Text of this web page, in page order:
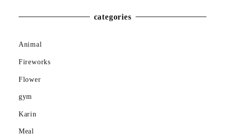
Insect
categories
Animal
Fireworks
Flower
gym
Karin
Meal